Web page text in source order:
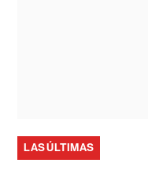
LAS ÚLTIMAS